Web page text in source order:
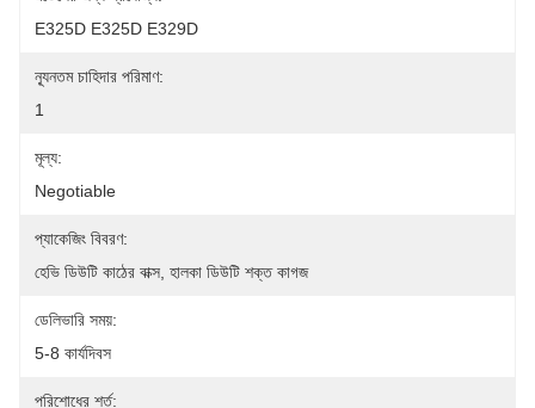
E325D E325D E329D
ন্যূনতম চাহিদার পরিমাণ:
1
মূল্য:
Negotiable
প্যাকেজিং বিবরণ:
হেভি ডিউটি ​​কাঠের বাক্স, হালকা ডিউটি ​​শক্ত কাগজ
ডেলিভারি সময়:
5-8 কার্যদিবস
পরিশোধের শর্ত: